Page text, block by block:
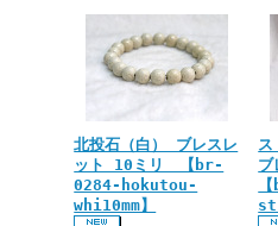
北投石（白） ブレスレ
ット 10ミリ 【br-
0284-hokutou-
whi10mm】
ス